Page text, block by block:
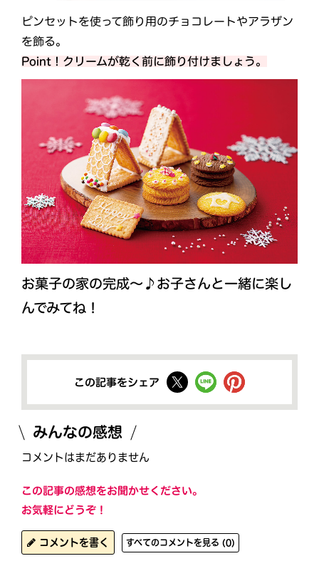
ピンセットを使って飾り用のチョコレートやアラザン
を飾る。
Point！クリームが乾く前に飾り付けましょう。
お菓子の家の完成～♪お子さんと一緒に楽し
んでみてね！
この記事をシェア
みんなの感想
コメントはまだありません
この記事の感想をお聞かせください。
お気軽にどうぞ！
コメントを書く すべてのコメントを見る (0)